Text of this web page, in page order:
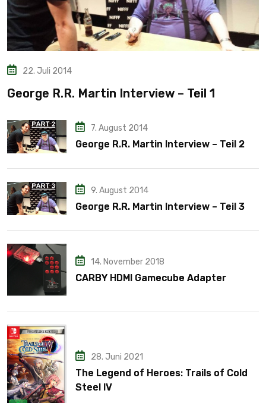
22. Juli 2014
George R.R. Martin Interview – Teil 1
7. August 2014
George R.R. Martin Interview – Teil 2
9. August 2014
George R.R. Martin Interview – Teil 3
14. November 2018
CARBY HDMI Gamecube Adapter
28. Juni 2021
The Legend of Heroes: Trails of Cold
Steel IV